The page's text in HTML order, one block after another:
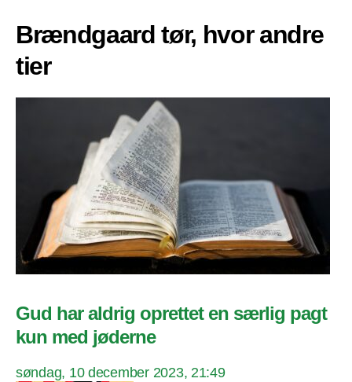
Brændgaard tør, hvor andre
tier
Gud har aldrig oprettet en særlig pagt
kun med jøderne
søndag, 10 december 2023, 21:49